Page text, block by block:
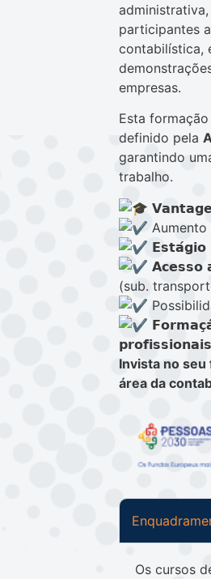
participantes
contabilística,
empresas.
Esta
definido pela
garantindo
trabalho.
𝗔𝗰𝗲𝘀𝘀𝗼
(sub.
𝗽𝗿𝗼𝗳𝗶𝘀𝘀𝗶𝗼𝗻𝗮𝗶𝘀
Invista no
área da
Os cursos